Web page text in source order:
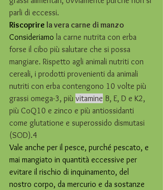
parli di eccessi.
Riscoprire la vera carne di manzo
Consideriamo la carne nutrita con erba
forse il cibo più salutare che si possa
mangiare. Rispetto agli animali nutriti con
cereali, i prodotti provenienti da animali
nutriti con erba contengono 10 volte più
grassi omega-3, più vitamine B, E, D e K2,
più CoQ10 e zinco e più antiossidanti
come glutatione e superossido dismutasi
(SOD).4
Vale anche per il pesce, purché pescato, e
mai mangiato in quantità eccessive per
evitare il rischio di inquinamento, del
nostro corpo, da mercurio e da sostanze